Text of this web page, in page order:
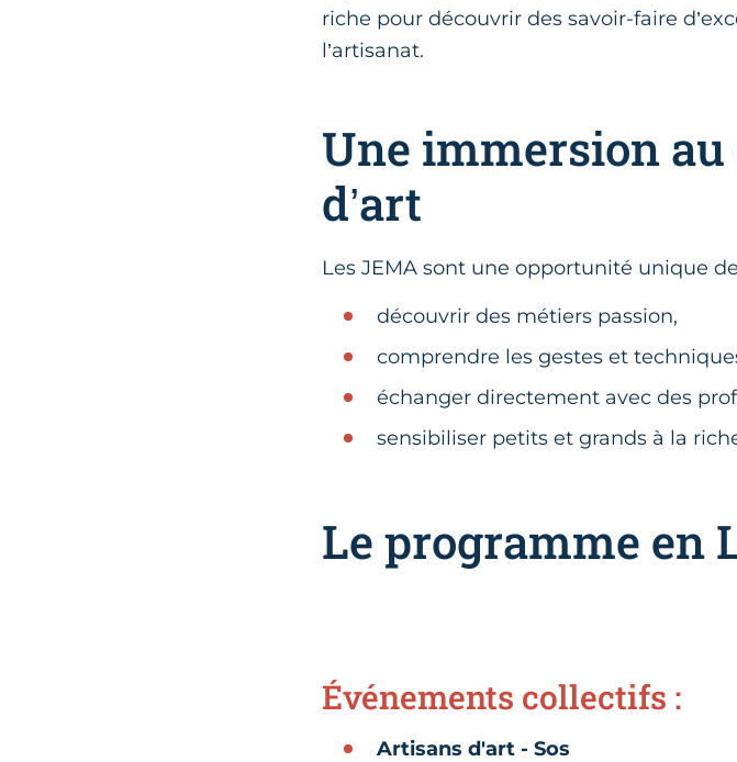
riche pour découvrir des savoir-faire
l’artisanat.
Une immersion
d’art
Les JEMA sont une opportunité unique
découvrir des métiers passion,
comprendre les gestes et
échanger directement avec des
sensibiliser petits et grands à la
Le programme en
Événements collectifs :
Artisans d'art - Sos